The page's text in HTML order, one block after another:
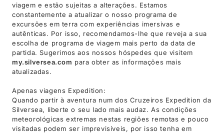
viagem e estão sujeitas a alterações. Estamos
constantemente a atualizar o nosso programa de
excursões em terra com experiências imersivas e
autênticas. Por isso, recomendamos-lhe que reveja a sua
escolha de programa de viagem mais perto da data de
partida. Sugerimos aos nossos hóspedes que visitem
my.silversea.com para obter as informações mais
atualizadas.
Apenas viagens Expedition:
Quando partir à aventura num dos Cruzeiros Expedition da
Silversea, liberte o seu lado mais audaz. As condições
meteorológicas extremas nestas regiões remotas e pouco
visitadas podem ser imprevisíveis, por isso tenha em